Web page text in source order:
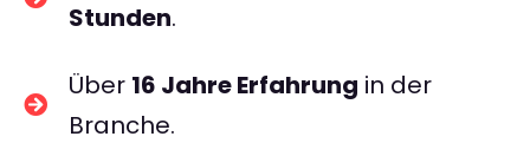
Stunden.
Über 16 Jahre Erfahrung in der
Branche.